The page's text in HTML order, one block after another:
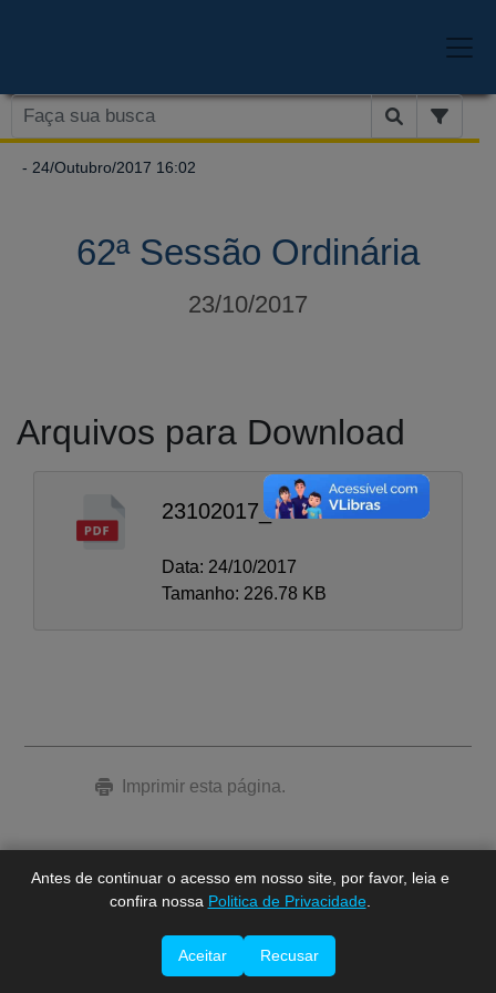
Antes de continuar o acesso em nosso site, por favor, leia e
confira nossa Politica de Privacidade.
Aceitar Recusar
- 24/Outubro/2017 16:02
62ª Sessão Ordinária
23/10/2017
Arquivos para Download
23102017_3
Data: 24/10/2017
Tamanho: 226.78 KB
Imprimir esta página.